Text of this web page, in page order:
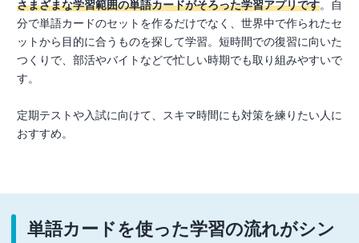
さまざまな学習範囲の単語カードがそろった学習アプリです。自
分で単語カードのセットを作るだけでなく、世界中で作られたセ
ットから目的に合うものを探して学習。短時間での復習に向いた
つくりで、部活やバイトなどで忙しい時期でも取り組みやすいで
す。
定期テストや入試に向けて、スキマ時間にも対策を練りたい人に
おすすめ。
単語カードを使った学習の流れがシン